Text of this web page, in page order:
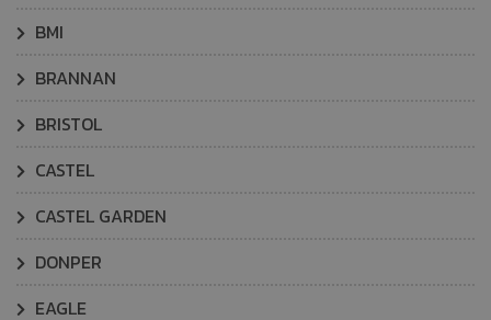
BMI
BRANNAN
BRISTOL
CASTEL
CASTEL GARDEN
DONPER
EAGLE